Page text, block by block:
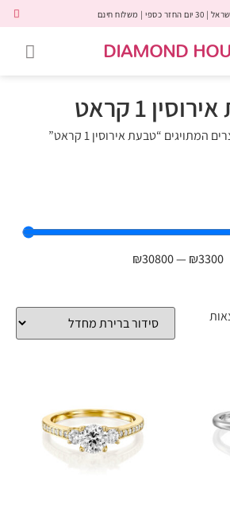
כספי | משלוח חינם
DIAMOND
1 קראט
המתויגים “טבעת אירוסין 1 קראט”
₪3300
—
₪30800